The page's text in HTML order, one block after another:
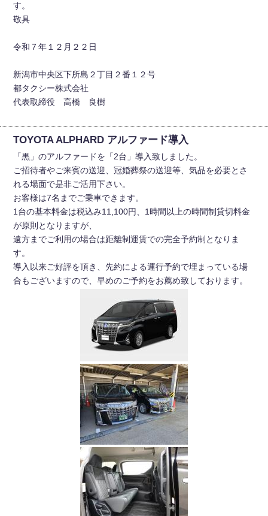
す
敬具
令和７年１２月２２日
新潟市中央区下所島２丁目２番１２号
都タクシー株式会社
代表取締役 高橋 良樹
TOYOTA ALPHARD アルファード導入
「黒」のアルファードを「2台」導入致しました。
ご招待者やご来賓の送迎、冠婚葬祭の送迎等、気品を必要とさ
れる場面で是非ご活用下さい。
お客様は7名までご乗車できます。
1台の基本料金は税込み11,100円、1時間以上の時間制貸切料金
が原則となりますが、
遠方までご利用の場合は距離制運賃での完全予約制となりま
す。
導入以来ご好評を頂き、先約による運行予約で埋まっている場
合もございますので、早めのご予約をお薦め致しております。